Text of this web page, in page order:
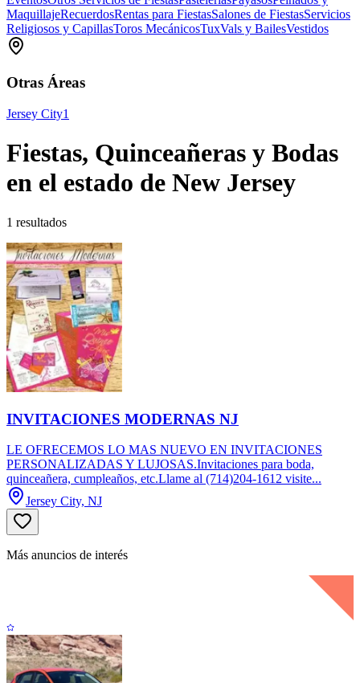
MaquillajeRecuerdosRentas para FiestasSalones de FiestasServicios
Religiosos y CapillasToros MecánicosTuxVals y BailesVestidos
Otras Áreas
Jersey City1
Fiestas, Quinceañeras y Bodas
en el estado de New Jersey
1 resultados
INVITACIONES MODERNAS NJ
LE OFRECEMOS LO MAS NUEVO EN INVITACIONES
PERSONALIZADAS Y LUJOSAS.Invitaciones para boda,
quinceañera, cumpleaños, etc.Llame al (714)204-1612 visite...
Jersey City, NJ
Más anuncios de interés